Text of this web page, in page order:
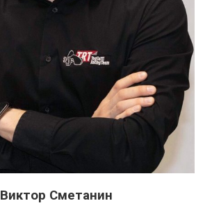
Виктор Сметанин